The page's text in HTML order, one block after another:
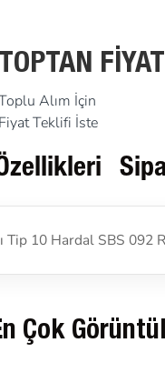
TOPTAN
Alım İçin
Fiyat Teklifi İste
Tip 10 Hardal SBS
Çok